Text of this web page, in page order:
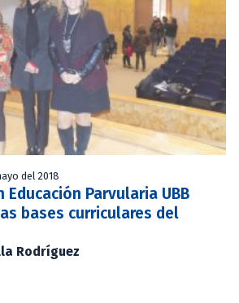
del 2018
Educación Parvularia UBB
bases curriculares del
Rodríguez